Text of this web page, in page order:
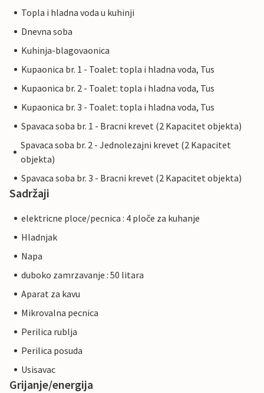
Topla i hladna voda u kuhinji
Dnevna soba
Kuhinja-blagovaonica
Kupaonica br. 1 - Toalet: topla i hladna voda, Tus
Kupaonica br. 2 - Toalet: topla i hladna voda, Tus
Kupaonica br. 3 - Toalet: topla i hladna voda, Tus
Spavaca soba br. 1 - Bracni krevet (2 Kapacitet objekta)
Spavaca soba br. 2 - Jednolezajni krevet (2 Kapacitet
objekta)
Spavaca soba br. 3 - Bracni krevet (2 Kapacitet objekta)
Sadržaji
elektricne ploce/pecnica : 4 ploče za kuhanje
Hladnjak
Napa
duboko zamrzavanje : 50 litara
Aparat za kavu
Mikrovalna pecnica
Perilica rublja
Perilica posuda
Usisavac
Grijanje/energija